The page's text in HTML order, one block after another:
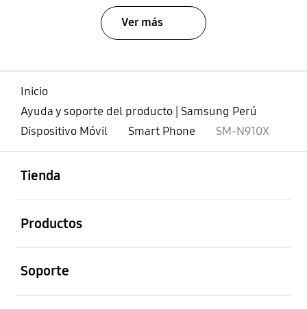
Ver más
Inicio
Ayuda y soporte del producto | Samsung Perú
Dispositivo Móvil
Smart Phone SM-N910X
Tienda
Productos
Soporte